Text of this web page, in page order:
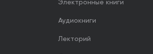
Электронные книги
Аудиокниги
Лекторий